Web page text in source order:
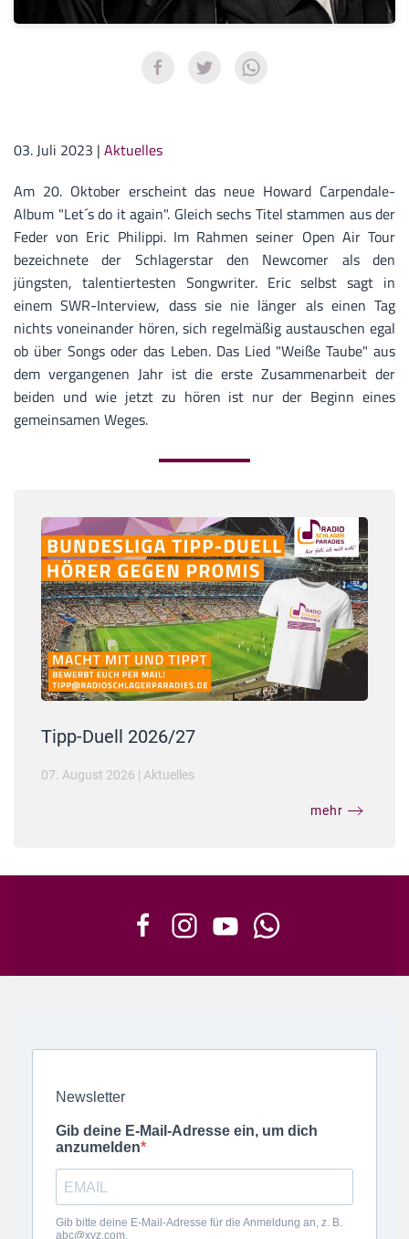
03. Juli 2023 | Aktuelles
Am 20. Oktober erscheint das neue Howard Carpendale-
Album "Let´s do it again". Gleich sechs Titel stammen aus der
Feder von Eric Philippi. Im Rahmen seiner Open Air Tour
bezeichnete der Schlagerstar den Newcomer als den
jüngsten, talentiertesten Songwriter. Eric selbst sagt in
einem SWR-Interview, dass sie nie länger als einen Tag
nichts voneinander hören, sich regelmäßig austauschen egal
ob über Songs oder das Leben. Das Lied "Weiße Taube" aus
dem vergangenen Jahr ist die erste Zusammenarbeit der
beiden und wie jetzt zu hören ist nur der Beginn eines
gemeinsamen Weges.
Tipp-Duell 2026/27
07. August 2026 | Aktuelles
mehr